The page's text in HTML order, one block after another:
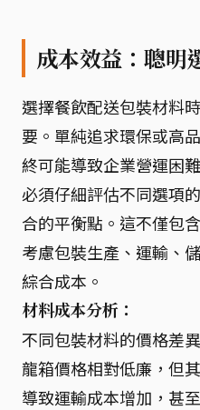
成本效益：聰明
選擇餐飲配送包裝材料
要。單純追求環保或高
終可能導致企業營運困
必須仔細評估不同選項
合的平衡點。這不僅包
考慮包裝生產、運輸、
綜合成本。
材料成本分析：
不同包裝材料的價格差
龍箱價格相對低廉，但
導致運輸成本增加，甚